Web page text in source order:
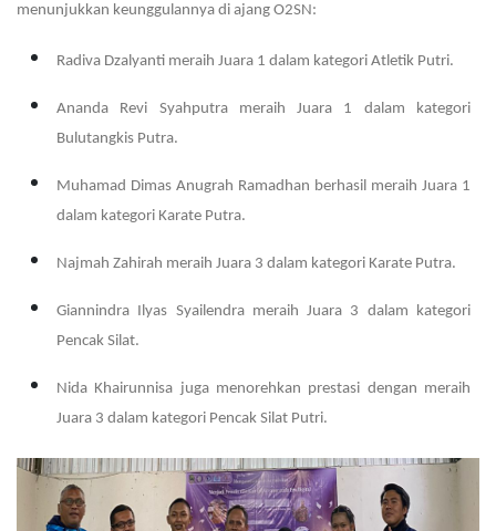
menunjukkan keunggulannya di ajang O2SN:
Radiva Dzalyanti meraih Juara 1 dalam kategori Atletik Putri.
Ananda Revi Syahputra meraih Juara 1 dalam kategori
Bulutangkis Putra.
Muhamad Dimas Anugrah Ramadhan berhasil meraih Juara 1
dalam kategori Karate Putra.
Najmah Zahirah meraih Juara 3 dalam kategori Karate Putra.
Giannindra Ilyas Syailendra meraih Juara 3 dalam kategori
Pencak Silat.
Nida Khairunnisa juga menorehkan prestasi dengan meraih
Juara 3 dalam kategori Pencak Silat Putri.